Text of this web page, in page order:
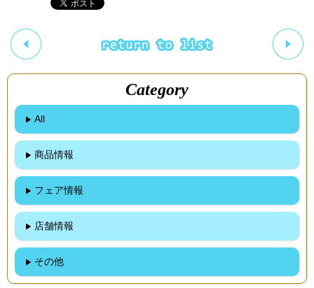
Category
All
商品情報
フェア情報
店舗情報
その他